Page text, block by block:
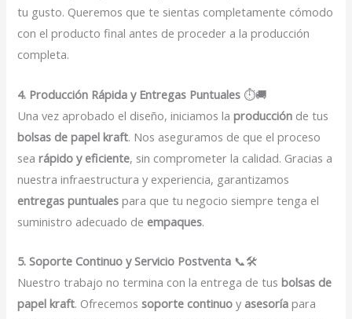
tu gusto. Queremos que te sientas completamente cómodo
con el producto final antes de proceder a la producción
completa.
4. Producción Rápida y Entregas Puntuales ⏱️🚚
Una vez aprobado el diseño, iniciamos laproducción de tus
bolsas de papel kraft. Nos aseguramos de que el proceso
searápido y eficiente, sin comprometer la calidad. Gracias a
nuestra infraestructura y experiencia, garantizamos
entregas puntuales para que tu negocio siempre tenga el
suministro adecuado de empaques.
5. Soporte Continuo y Servicio Postventa 📞🛠️
Nuestro trabajo no termina con la entrega de tusbolsas de
papel kraft. Ofrecemossoporte continuo y asesoría para